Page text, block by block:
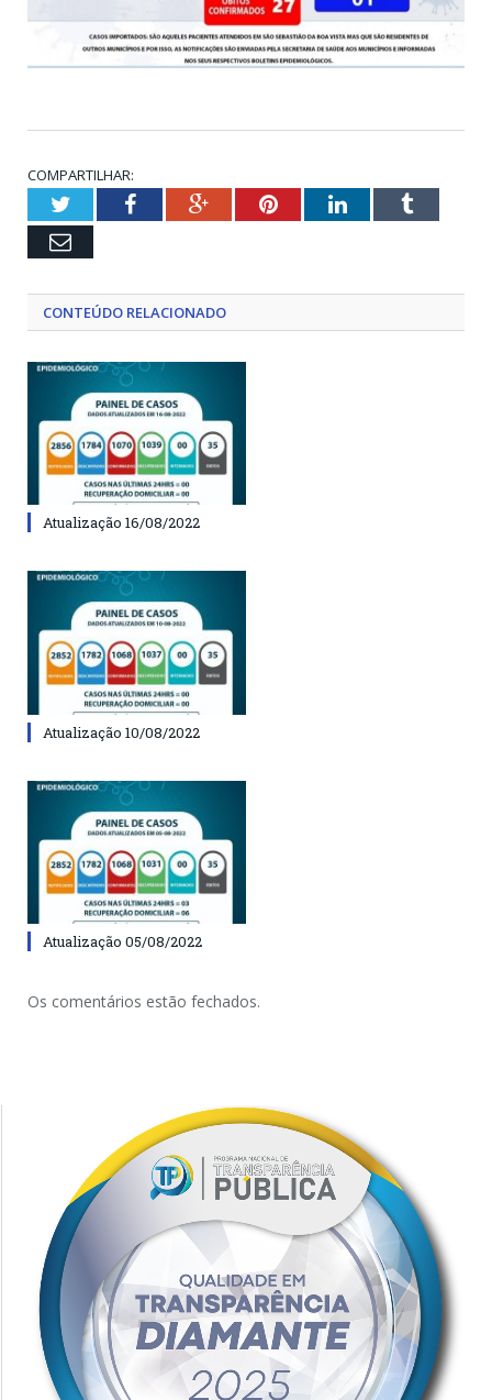
COMPARTILHAR:
TwitterFacebookGoogle+PinterestLinkedInTumblr
Email
CONTEÚDO RELACIONADO
Atualização 16/08/2022
Atualização 10/08/2022
Atualização 05/08/2022
Os comentários estão fechados.